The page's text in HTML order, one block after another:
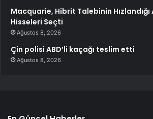
Macquarie, Hibrit Talebinin Hızlandığı
Hisseleri Seçti
Ağustos 8, 2026
Çin polisi ABD’li kaçağı teslim etti
Ağustos 8, 2026